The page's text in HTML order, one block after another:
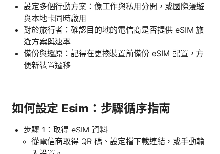
設定多個行動方案：像工作與私用分開，或國際漫遊
與本地卡同時啟用
對於旅行者：確認目的地的電信商是否提供 eSIM 旅
遊方案與速率
備份與還原：記得在更換裝置前備份 eSIM 配置，方
便新裝置遷移
如何設定 Esim：步驟循序指南
步驟 1：取得 eSIM 資料
從電信商取得 QR 碼、設定檔下載連結，或手動輸